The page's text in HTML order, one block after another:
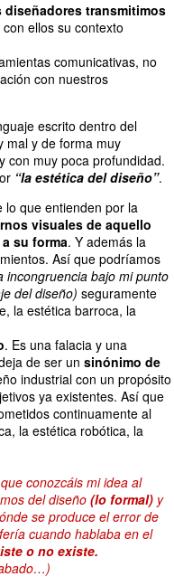
diseñadores transmitimos
ellos su contexto
comunicativas, no
con nuestros
escrito dentro del
mal y de forma muy
y con muy poca profundidad.
“la estética del diseño”.
lo que entienden por la
visuales de aquello
su forma. Y además la
Así que podríamos
incongruencia bajo mi punto
del diseño) seguramente
la estética barroca, la
. Es una falacia y una
de ser un sinónimo de
industrial con un propósito
ya existentes. Así que
continuamente al
la estética robótica, la
conozcáis mi idea al
del diseño(lo formal) y
se produce el error de
cuando hablaba en el
o no existe.